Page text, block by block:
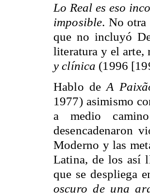
Lo Real es eso
imposible. No otra
que no incluyó
literatura y el
y clínica (1996
Hablo deA
1977) asimismo
a medio
desencadenaron
Moderno y las
Latina, de los así
que se despliega
oscuro de una